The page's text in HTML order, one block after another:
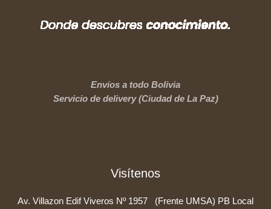
Envíos a todo Bolivia
Servicio de delivery (Ciudad de La Paz)
Visítenos
Av. Villazon Edif Viveros Nº 1957 (Frente UMSA) PB Local